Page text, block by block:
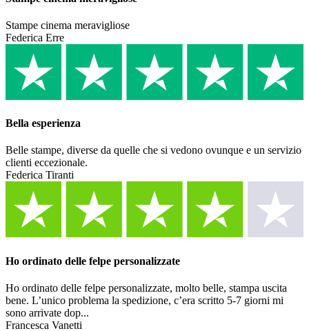
Stampe cinema meravigliose
Federica Erre
Bella esperienza
Belle stampe, diverse da quelle che si vedono ovunque e un servizio
clienti eccezionale.
Federica Tiranti
Ho ordinato delle felpe personalizzate
Ho ordinato delle felpe personalizzate, molto belle, stampa uscita
bene. L’unico problema la spedizione, c’era scritto 5-7 giorni mi
sono arrivate dop...
Francesca Vanetti